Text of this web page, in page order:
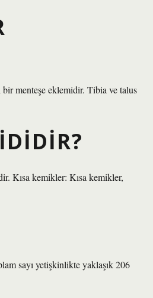
menteşe eklemidir. Tibia ve talus
Kısa kemikler: Kısa kemikler,
sayı yetişkinlikte yaklaşık 206